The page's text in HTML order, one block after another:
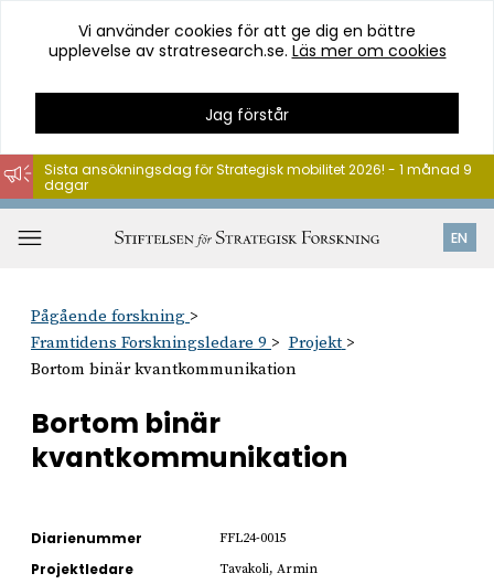
Hoppa
till
innehåll
Vi använder cookies för att ge dig en bättre
upplevelse av stratresearch.se. Läs mer om cookies
Jag förstår
EN
Sista ansökningsdag för Strategisk mobilitet 2026! - 1 månad 9
dagar
Pågående forskning
Framtidens Forskningsledare 9
Projekt
Bortom binär kvantkommunikation
Bortom binär
kvantkommunikation
Diarienummer FFL24-0015
Projektledare Tavakoli, Armin